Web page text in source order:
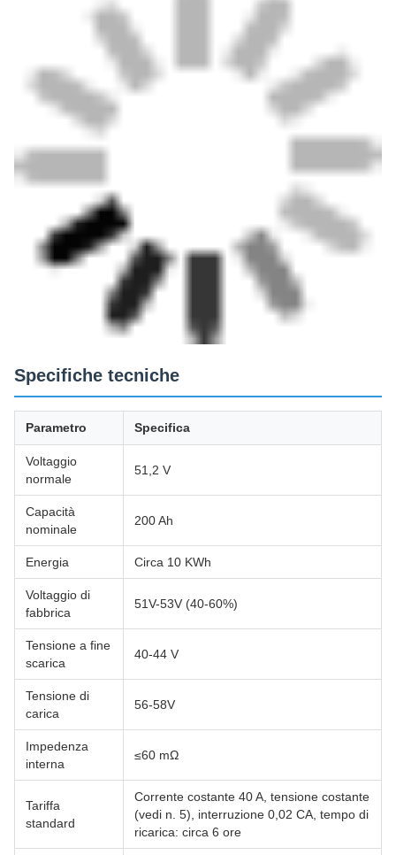
Specifiche tecniche
Parametro Specifica
Voltaggio
normale
51,2 V
Capacità
nominale
200 Ah
Energia Circa 10 KWh
Voltaggio di
fabbrica
51V-53V (40-60%)
Tensione a fine
scarica
40-44 V
Tensione di
carica
56-58V
Impedenza
interna
≤60 mΩ
Tariffa
standard
Corrente costante 40 A, tensione costante
(vedi n. 5), interruzione 0,02 CA, tempo di
ricarica: circa 6 ore